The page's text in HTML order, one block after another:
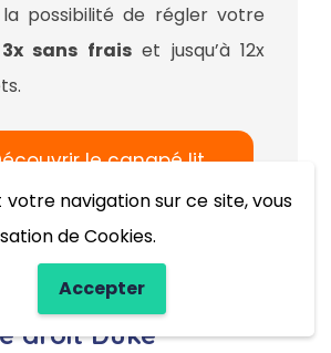
votre navigation sur ce site, vous
de Cookies.
Accepter
possibilité de régler votre
sans fraiset jusqu’à 12x
le canapé lit
Tediber
droit Duke